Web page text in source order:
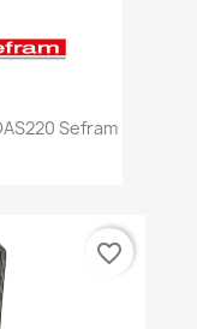
Sefram
favorite_border